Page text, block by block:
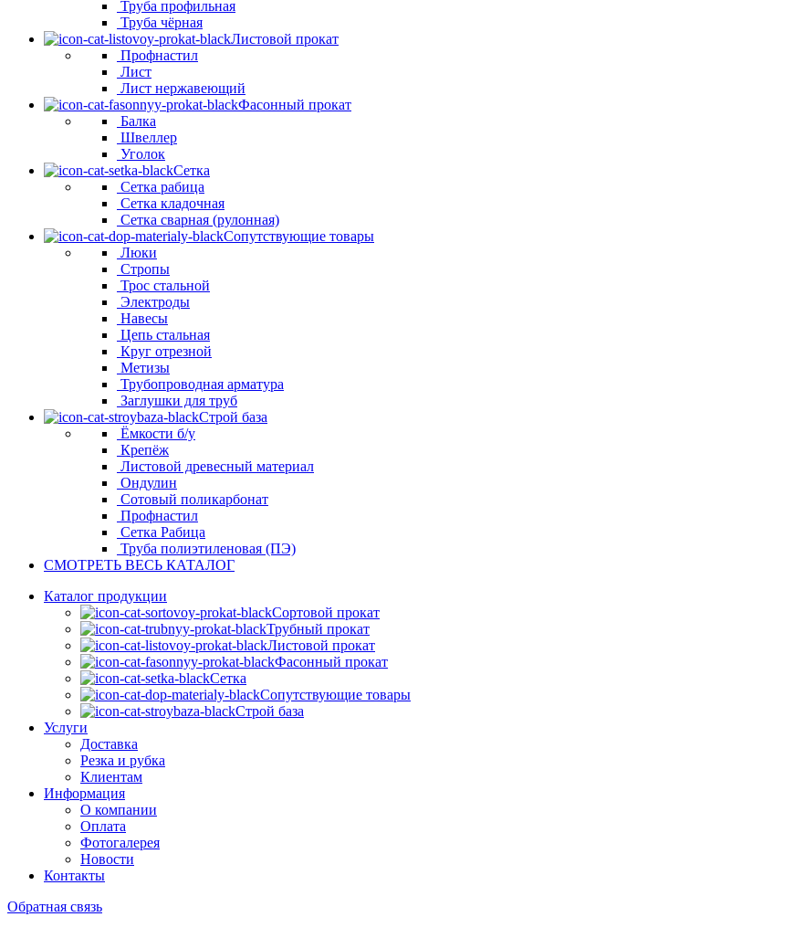
Труба профильная
Труба чёрная
Листовой прокат
Профнастил
Лист
Лист нержавеющий
Фасонный прокат
Балка
Швеллер
Уголок
Сетка
Сетка рабица
Сетка кладочная
Сетка сварная (рулонная)
Сопутствующие товары
Люки
Стропы
Трос стальной
Электроды
Навесы
Цепь стальная
Круг отрезной
Метизы
Трубопроводная арматура
Заглушки для труб
Строй база
Ёмкости б/у
Крепёж
Листовой древесный материал
Ондулин
Сотовый поликарбонат
Профнастил
Сетка Рабица
Труба полиэтиленовая (ПЭ)
СМОТРЕТЬ ВЕСЬ КАТАЛОГ
Каталог продукции
Сортовой прокат
Трубный прокат
Листовой прокат
Фасонный прокат
Сетка
Сопутствующие товары
Строй база
Услуги
Доставка
Резка и рубка
Клиентам
Информация
О компании
Оплата
Фотогалерея
Новости
Контакты
Обратная связь